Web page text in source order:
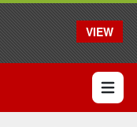
Open
VIEW